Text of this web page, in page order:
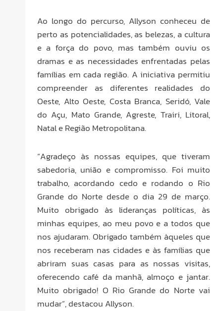
Ao longo do percurso, Allyson conheceu de
perto as potencialidades, as belezas, a cultura
e a força do povo, mas também ouviu os
dramas e as necessidades enfrentadas pelas
famílias em cada região. A iniciativa permitiu
compreender as diferentes realidades do
Oeste, Alto Oeste, Costa Branca, Seridó, Vale
do Açu, Mato Grande, Agreste, Trairi, Litoral,
Natal e Região Metropolitana.
“Agradeço às nossas equipes, que tiveram
sabedoria, união e compromisso. Foi muito
trabalho, acordando cedo e rodando o Rio
Grande do Norte desde o dia 29 de março.
Muito obrigado às lideranças políticas, às
minhas equipes, ao meu povo e a todos que
nos ajudaram. Obrigado também àqueles que
nos receberam nas cidades e às famílias que
abriram suas casas para as nossas visitas,
oferecendo café da manhã, almoço e jantar.
Muito obrigado! O Rio Grande do Norte vai
mudar”, destacou Allyson.